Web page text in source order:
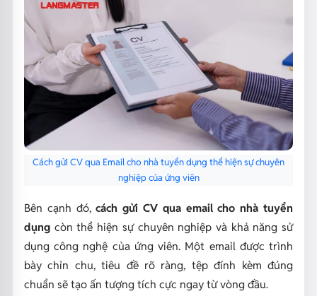
Cách gửi CV qua Email cho nhà tuyển dụng thể hiện sự chuyên
nghiệp của ứng viên
Bên cạnh đó,cách gửi CV qua email cho nhà tuyển
dụngcòn thể hiện sự chuyên nghiệp và khả năng sử
dụng công nghệ của ứng viên. Một email được trình
bày chỉn chu, tiêu đề rõ ràng, tệp đính kèm đúng
chuẩn sẽ tạo ấn tượng tích cực ngay từ vòng đầu.